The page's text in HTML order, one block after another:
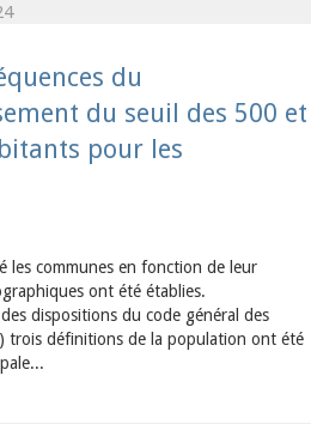
du
du seuil des 500 et
pour les
les communes en fonction de leur
ont été établies.
dispositions du code général des
trois définitions de la population ont été